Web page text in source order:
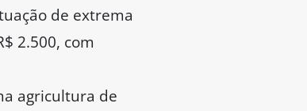
de extrema
2.500, com
agricultura de